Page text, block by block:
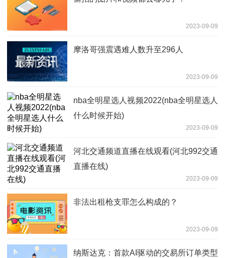
2023-09-09
摩洛哥强震遇难人数升至296人
2023-09-09
nba全明星选人视频2022(nba全明星选人
什么时候开始)
2023-09-09
河北交通频道直播在线观看(河北992交通
直播在线)
2023-09-09
非法出租枪支罪怎么构成的？
2023-09-09
纳斯达克：首款AI驱动的交易所订单类型